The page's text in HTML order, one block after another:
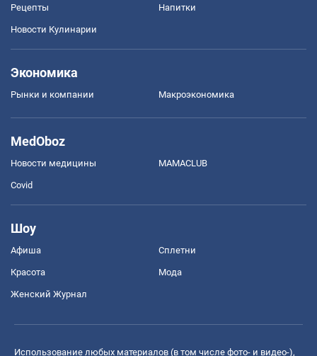
Рецепты Напитки
Новости Кулинарии
Экономика
Рынки и компании Mакроэкономика
MedOboz
Новости медицины MAMACLUB
Covid
Шоу
Афиша Сплетни
Красота Мода
Женский Журнал
Использование любых материалов (в том числе фото- и видео-),